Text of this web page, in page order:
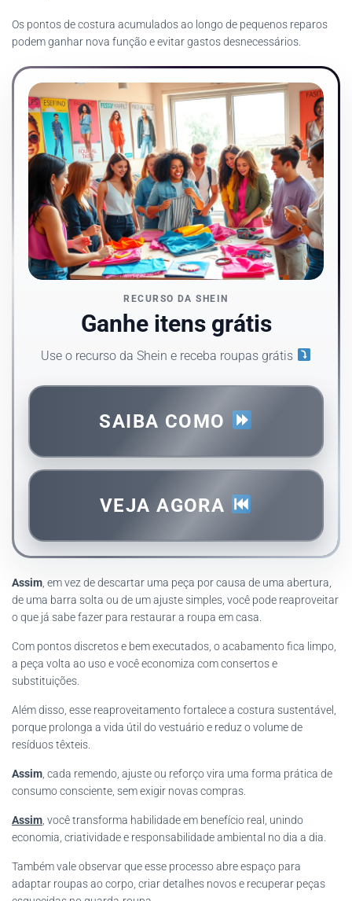
Os pontos de costura acumulados ao longo de pequenos reparos
podem ganhar nova função e evitar gastos desnecessários.
RECURSO DA SHEIN
Ganhe itens grátis
Use o recurso da Shein e receba roupas grátis
SAIBA COMO
VEJA AGORA
Assim , em vez de descartar uma peça por causa de uma abertura,
de uma barra solta ou de um ajuste simples, você pode reaproveitar
o que já sabe fazer para restaurar a roupa em casa.
Com pontos discretos e bem executados, o acabamento fica limpo,
a peça volta ao uso e você economiza com consertos e
substituições.
Além disso, esse reaproveitamento fortalece a costura sustentável,
porque prolonga a vida útil do vestuário e reduz o volume de
resíduos têxteis.
Assim , cada remendo, ajuste ou reforço vira uma forma prática de
consumo consciente, sem exigir novas compras.
Assim , você transforma habilidade em benefício real, unindo
economia, criatividade e responsabilidade ambiental no dia a dia.
Também vale observar que esse processo abre espaço para
adaptar roupas ao corpo, criar detalhes novos e recuperar peças